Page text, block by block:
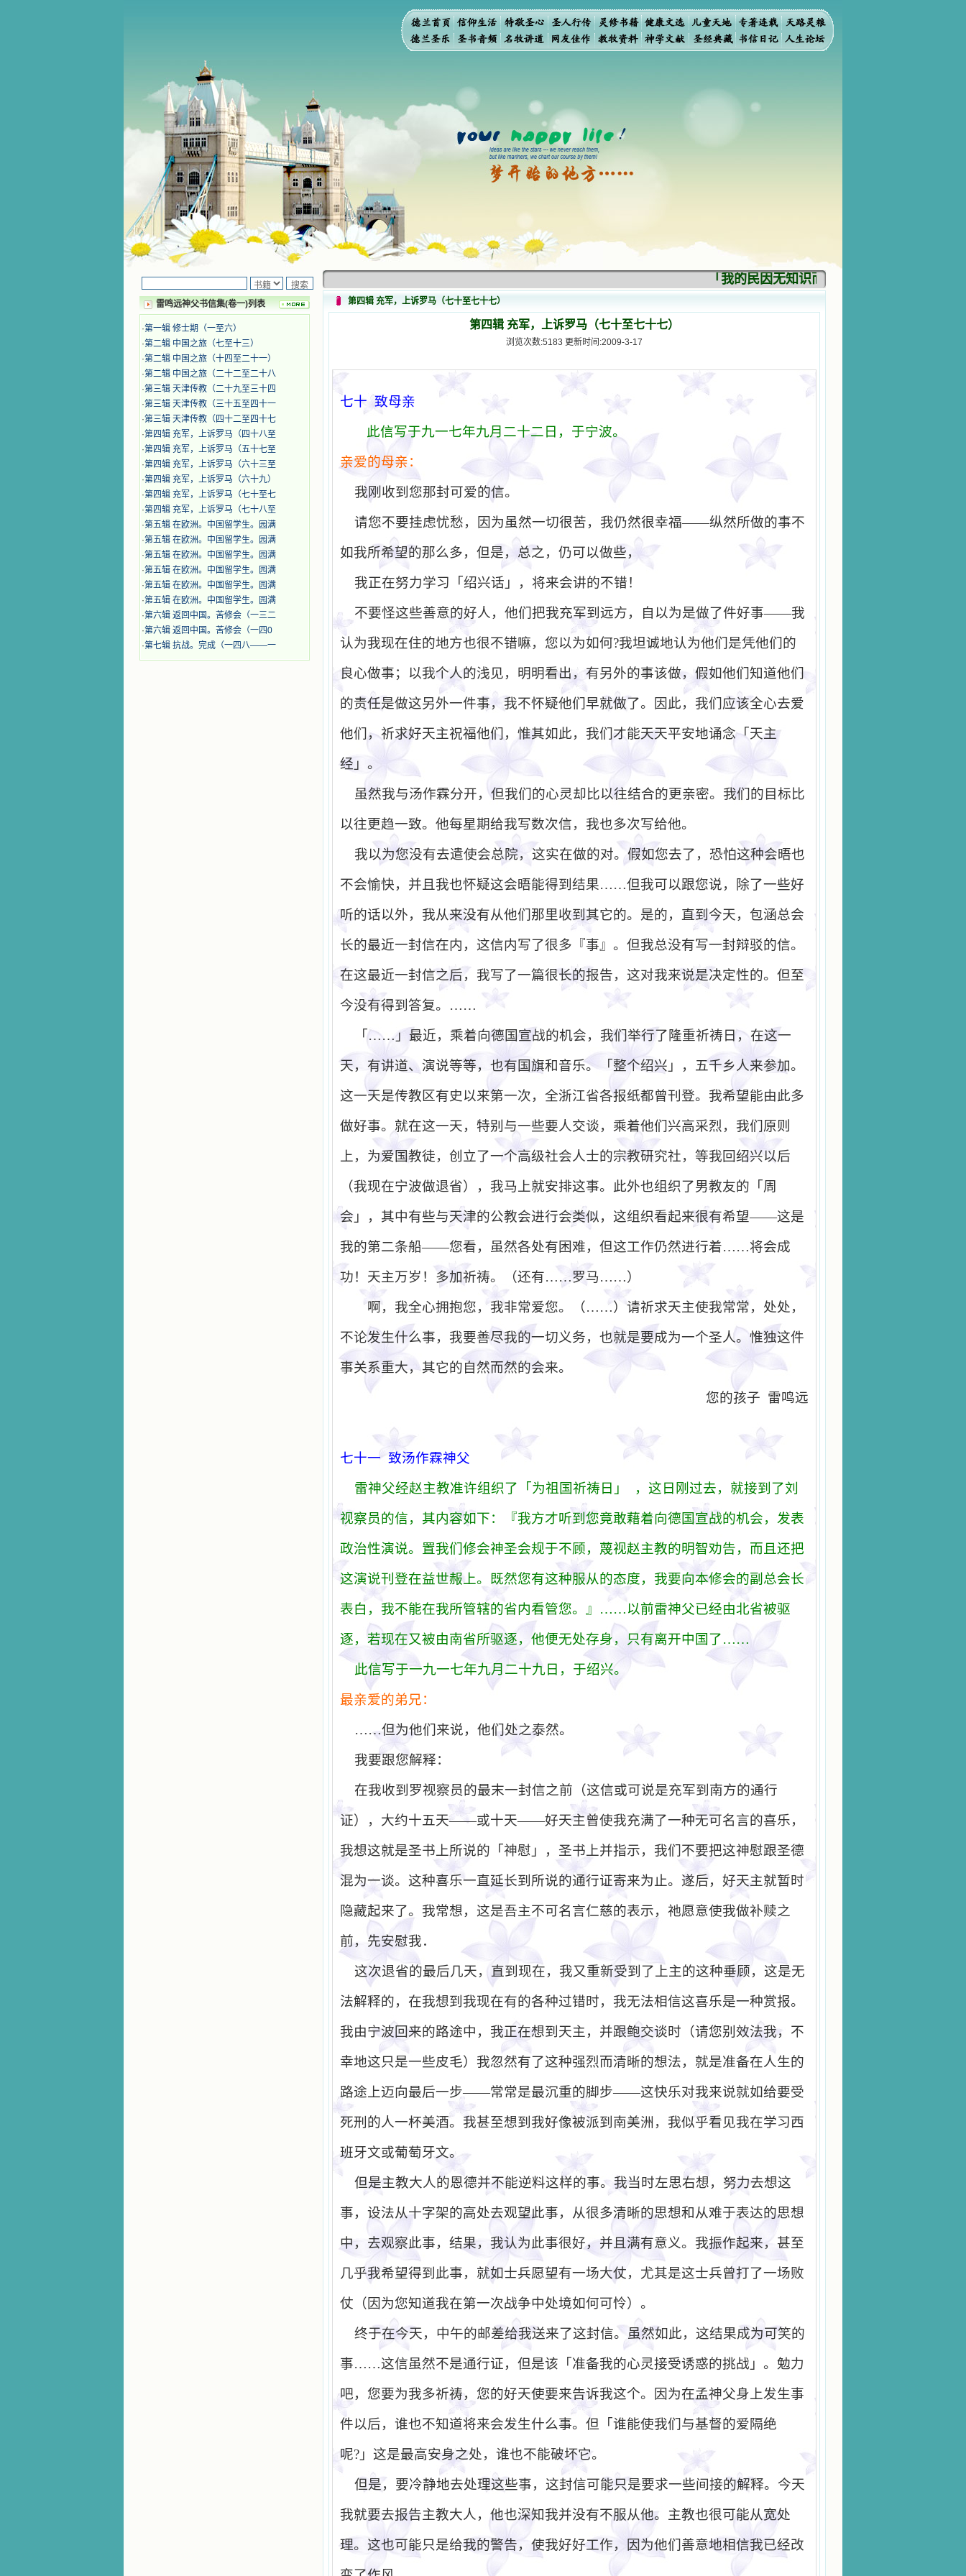
雷鸣远神父书信集(卷一)列表
·第一辑 修士期（一至六）
·第二辑 中国之旅（七至十三）
·第二辑 中国之旅（十四至二十一）
·第二辑 中国之旅（二十二至二十八
·第三辑 天津传教（二十九至三十四
·第三辑 天津传教（三十五至四十一
·第三辑 天津传教（四十二至四十七
·第四辑 充军，上诉罗马（四十八至
·第四辑 充军，上诉罗马（五十七至
·第四辑 充军，上诉罗马（六十三至
·第四辑 充军，上诉罗马（六十九）
·第四辑 充军，上诉罗马（七十至七
·第四辑 充军，上诉罗马（七十八至
·第五辑 在欧洲。中国留学生。园满
·第五辑 在欧洲。中国留学生。园满
·第五辑 在欧洲。中国留学生。园满
·第五辑 在欧洲。中国留学生。园满
·第五辑 在欧洲。中国留学生。园满
·第五辑 在欧洲。中国留学生。园满
·第六辑 返回中国。苦修会（一三二
·第六辑 返回中国。苦修会（一四0
·第七辑 抗战。完成（一四八——一
「我的民因无知识而灭亡。你弃掉知识，我也
第四辑 充军，上诉罗马（七十至七十七）
第四辑 充军，上诉罗马（七十至七十七）
浏览次数:5183 更新时间:2009-3-17
七十 致母亲
此信写于九一七年九月二十二日，于宁波。
亲爱的母亲：
我刚收到您那封可爱的信。
请您不要挂虑忧愁，因为虽然一切很苦，我仍然很幸福——纵然所做的事不
如我所希望的那么多，但是，总之，仍可以做些，
我正在努力学习「绍兴话」，将来会讲的不错！
不要怪这些善意的好人，他们把我充军到远方，自以为是做了件好事——我
认为我现在住的地方也很不错嘛，您以为如何?我坦诚地认为他们是凭他们的
良心做事；以我个人的浅见，明明看出，有另外的事该做，假如他们知道他们
的责任是做这另外一件事，我不怀疑他们早就做了。因此，我们应该全心去爱
他们，祈求好天主祝福他们，惟其如此，我们才能天天平安地诵念「天主
经」。
虽然我与汤作霖分开，但我们的心灵却比以往结合的更亲密。我们的目标比
以往更趋一致。他每星期给我写数次信，我也多次写给他。
我以为您没有去遣使会总院，这实在做的对。假如您去了，恐怕这种会晤也
不会愉快，并且我也怀疑这会晤能得到结果……但我可以跟您说，除了一些好
听的话以外，我从来没有从他们那里收到其它的。是的，直到今天，包涵总会
长的最近一封信在内，这信内写了很多『事』。但我总没有写一封辩驳的信。
在这最近一封信之后，我写了一篇很长的报告，这对我来说是决定性的。但至
今没有得到答复。……
「……」最近，乘着向德国宣战的机会，我们举行了隆重祈祷日，在这一
天，有讲道、演说等等，也有国旗和音乐。「整个绍兴」，五千乡人来参加。
这一天是传教区有史以来第一次，全浙江省各报纸都曾刊登。我希望能由此多
做好事。就在这一天，特别与一些要人交谈，乘着他们兴高采烈，我们原则
上，为爱国教徒，创立了一个高级社会人士的宗教研究社，等我回绍兴以后
（我现在宁波做退省），我马上就安排这事。此外也组织了男教友的「周
会」，其中有些与天津的公教会进行会类似，这组织看起来很有希望——这是
我的第二条船——您看，虽然各处有困难，但这工作仍然进行着……将会成
功！天主万岁！多加祈祷。（还有……罗马……）
啊，我全心拥抱您，我非常爱您。（……）请祈求天主使我常常，处处，
不论发生什么事，我要善尽我的一切义务，也就是要成为一个圣人。惟独这件
事关系重大，其它的自然而然的会来。
您的孩子 雷鸣远
七十一 致汤作霖神父
雷神父经赵主教准许组织了「为祖国祈祷日」
，这日刚过去，就接到了刘
视察员的信，其内容如下：『我方才听到您竟敢藉着向德国宣战的机会，发表
政治性演说。置我们修会神圣会规于不顾，蔑视赵主教的明智劝告，而且还把
这演说刊登在益世赧上。既然您有这种服从的态度，我要向本修会的副总会长
表白，我不能在我所管辖的省内看管您。』……以前雷神父已经由北省被驱
逐，若现在又被由南省所驱逐，他便无处存身，只有离开中国了……
此信写于一九一七年九月二十九日，于绍兴。
最亲爱的弟兄：
……但为他们来说，他们处之泰然。
我要跟您解释：
在我收到罗视察员的最末一封信之前（这信或可说是充军到南方的通行
证），大约十五天——或十天——好天主曾使我充满了一种无可名言的喜乐，
我想这就是圣书上所说的「神慰」，圣书上并指示，我们不要把这神慰跟圣德
混为一谈。这种喜乐一直延长到所说的通行证寄来为止。遂后，好天主就暂时
隐藏起来了。我常想，这是吾主不可名言仁慈的表示，祂愿意使我做补赎之
前，先安慰我．
这次退省的最后几天，直到现在，我又重新受到了上主的这种垂顾，这是无
法解释的，在我想到我现在有的各种过错时，我无法相信这喜乐是一种赏报。
我由宁波回来的路途中，我正在想到天主，并跟鲍交谈时（请您别效法我，不
幸地这只是一些皮毛）我忽然有了这种强烈而清晰的想法，就是准备在人生的
路途上迈向最后一步——常常是最沉重的脚步——这快乐对我来说就如给要受
死刑的人一杯美酒。我甚至想到我好像被派到南美洲，我似乎看见我在学习西
班牙文或葡萄牙文。
但是主教大人的恩德并不能逆料这样的事。我当时左思右想，努力去想这
事，设法从十字架的高处去观望此事，从很多清晰的思想和从难于表达的思想
中，去观察此事，结果，我认为此事很好，并且满有意义。我振作起来，甚至
几乎我希望得到此事，就如士兵愿望有一场大仗，尤其是这士兵曾打了一场败
仗（因为您知道我在第一次战争中处境如何可怜）。
终于在今天，中午的邮差给我送来了这封信。虽然如此，这结果成为可笑的
事……这信虽然不是通行证，但是该「准备我的心灵接受诱惑的挑战」。勉力
吧，您要为我多祈祷，您的好天使要来告诉我这个。因为在孟神父身上发生事
件以后，谁也不知道将来会发生什么事。但「谁能使我们与基督的爱隔绝
呢? 」这是最高安身之处，谁也不能破坏它。
但是，要冷静地去处理这些事，这封信可能只是要求一些间接的解释。今天
我就要去报告主教大人，他也深知我并没有不服从他。主教也很可能从宽处
理。这也可能只是给我的警告，使我好好工作，因为他们善意地相信我已经改